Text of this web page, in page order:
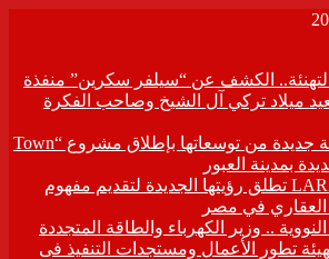
التهنئة.. الكشف عن “سيلفر سكرين” منفذة
ميلاد تركي آل الشيخ وصاحب الفكرة
مزايا تفتتح مرحلة جديدة من توسعاتها بإطلاق مشروع “Town
LARZ Developments تطلق رؤيتها الجديدة لتقديم مفهوم
العقاري في مصر
.. وزير الكهرباء والطاقة المتجددة
تطور الأعمال ومستجدات التنفيذ فى